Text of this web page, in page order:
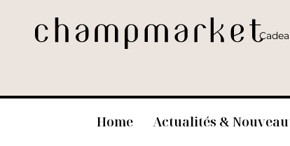
Home Actualités &